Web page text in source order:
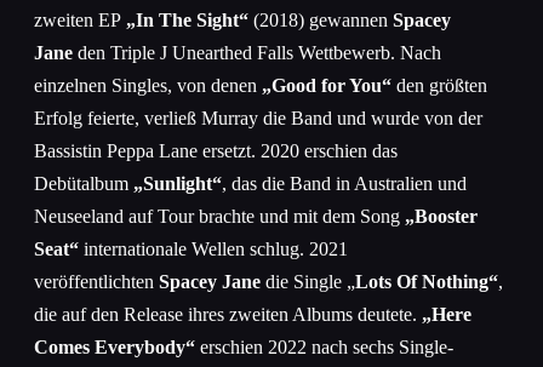
zweiten EP „In The Sight“ (2018) gewannen Spacey
Jane den Triple J Unearthed Falls Wettbewerb. Nach
einzelnen Singles, von denen „Good for You“ den größten
Erfolg feierte, verließ Murray die Band und wurde von der
Bassistin Peppa Lane ersetzt. 2020 erschien das
Debütalbum „Sunlight“, das die Band in Australien und
Neuseeland auf Tour brachte und mit dem Song „Booster
Seat“ internationale Wellen schlug. 2021
veröffentlichten Spacey Jane die Single „Lots Of Nothing“,
die auf den Release ihres zweiten Albums deutete. „Here
Comes Everybody“ erschien 2022 nach sechs Single-